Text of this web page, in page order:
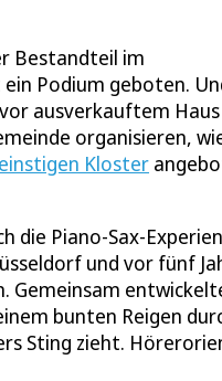
Bestandteil im
Podium geboten.
ausverkauftem Haus
organisieren,
Kloster
die Piano-Sax-
und vor fünf
Gemeinsam
bunten Reigen
Sting zieht.